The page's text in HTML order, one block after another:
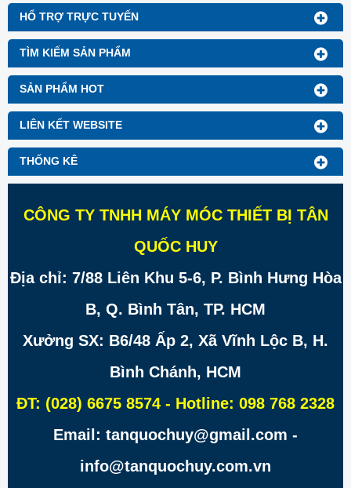
HỔ TRỢ TRỰC TUYẾN
TÌM KIẾM SẢN PHẨM
SẢN PHẨM HOT
LIÊN KẾT WEBSITE
THỐNG KÊ
CÔNG TY TNHH MÁY MÓC THIẾT BỊ TÂN
QUỐC HUY
Địa chỉ: 7/88 Liên Khu 5-6, P. Bình Hưng Hòa
B, Q. Bình Tân, TP. HCM
Xưởng SX: B6/48 Ấp 2, Xã Vĩnh Lộc B, H.
Bình Chánh, HCM
ĐT: (028) 6675 8574 - Hotline: 098 768 2328
Email: tanquochuy@gmail.com -
info@tanquochuy.com.vn